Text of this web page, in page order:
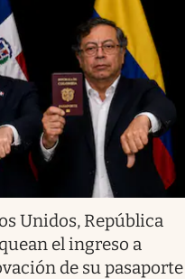
Unidos, República
el ingreso a
de su pasaporte